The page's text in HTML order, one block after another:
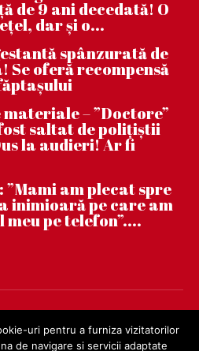
de 9 ani decedată! O
dar și o...
spânzurată de
Se oferă recompensă
materiale – ”Doctore”
saltat de polițiștii
la audieri! Ar fi
”Mami am plecat spre
inimioară pe care am
pe telefon”....
uri pentru a furniza vizitatorilor
de navigare si servicii adaptate